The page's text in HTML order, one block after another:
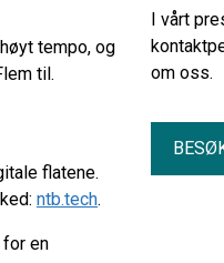
tempo, og
til.
flatene.
ntb.tech.
en
I vårt
om oss.